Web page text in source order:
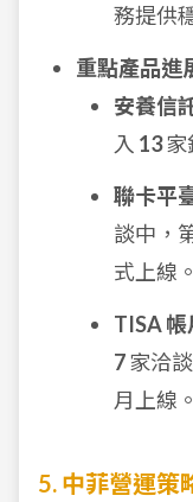
務提供
重點產品進
安養信
入 13家
聯卡平
談中，
式上線。
TISA
7家洽
月上線。
5. 中菲營運策